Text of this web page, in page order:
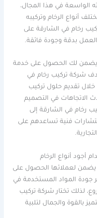
الواسعة في هذا المجال،
أنواع الرخام وتركيبه
رخام في الشارقة على
بدقة وجودة فائقة.
يضمن لك الحصول على خدمة
شركة تركيب رخام في
خلال تقديم حلول تركيب
الاتجاهات في التصميم
رخام في الشارقة إلى
فنية تساعدهم على
أجود أنواع الرخام
يضمن لعملائها الحصول على
جودة المواد المستخدمة في
لذلك تختار شركة تركيب
بالقوة والجمال لتلبية